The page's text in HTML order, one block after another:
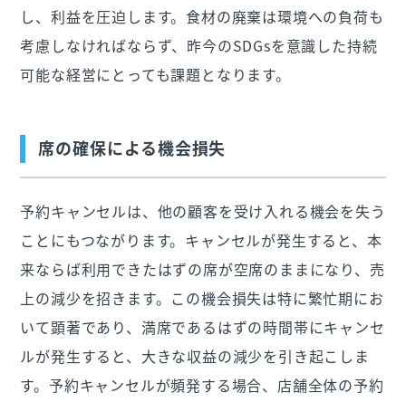
し、利益を圧迫します。食材の廃棄は環境への負荷も
考慮しなければならず、昨今のSDGsを意識した持続
可能な経営にとっても課題となります。
席の確保による機会損失
予約キャンセルは、他の顧客を受け入れる機会を失う
ことにもつながります。キャンセルが発生すると、本
来ならば利用できたはずの席が空席のままになり、売
上の減少を招きます。この機会損失は特に繁忙期にお
いて顕著であり、満席であるはずの時間帯にキャンセ
ルが発生すると、大きな収益の減少を引き起こしま
す。予約キャンセルが頻発する場合、店舗全体の予約